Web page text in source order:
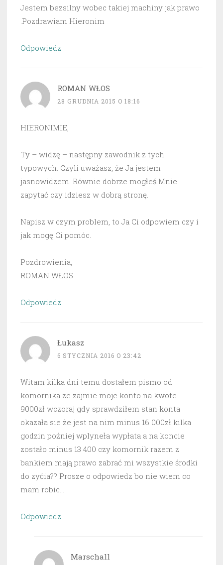
Jestem bezsilny wobec takiej machiny jak prawo
.Pozdrawiam Hieronim
Odpowiedz
ROMAN WŁOS
28 GRUDNIA 2015 O 18:16
HIERONIMIE,
Ty – widzę – następny zawodnik z tych
typowych. Czyli uważasz, że Ja jestem
jasnowidzem. Równie dobrze mogłeś Mnie
zapytać czy idziesz w dobrą stronę.
Napisz w czym problem, to Ja Ci odpowiem czy i
jak mogę Ci pomóc.
Pozdrowienia,
ROMAN WŁOS
Odpowiedz
Łukasz
6 STYCZNIA 2016 O 23:42
Witam kilka dni temu dostałem pismo od
komornika ze zajmie moje konto na kwote
9000zł wczoraj gdy sprawdziłem stan konta
okazała sie że jest na nim minus 16 000zł kilka
godzin poźniej wplyneła wypłata a na koncie
zostało minus 13 400 czy komornik razem z
bankiem mają prawo zabrać mi wszystkie środki
do zyćia?? Prosze o odpowiedz bo nie wiem co
mam robic…
Odpowiedz
Marschall